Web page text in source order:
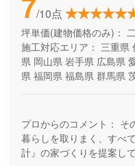
/10点
坪単価(建物価格のみ)：
施工対応エリア： 三重県
県 岡山県 岩手県 広島県
県 福岡県 福島県 群馬県
プロからのコメント： そ
暮らしを取りまく、すべ
計』の家づくりを提案し